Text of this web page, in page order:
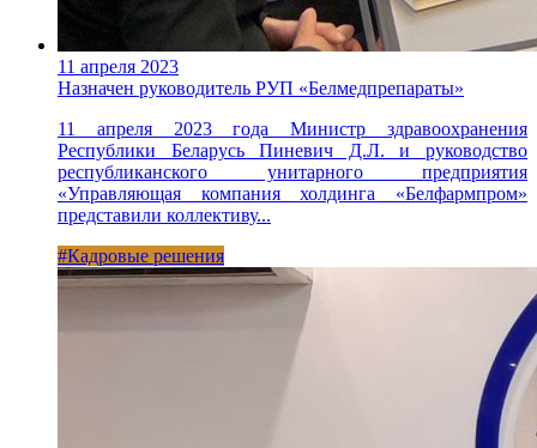
11 апреля 2023
Назначен руководитель РУП «Белмедпрепараты»
11 апреля 2023 года Министр здравоохранения
Республики Беларусь Пиневич Д.Л. и руководство
республиканского унитарного предприятия
«Управляющая компания холдинга «Белфармпром»
представили коллективу...
#Кадровые решения